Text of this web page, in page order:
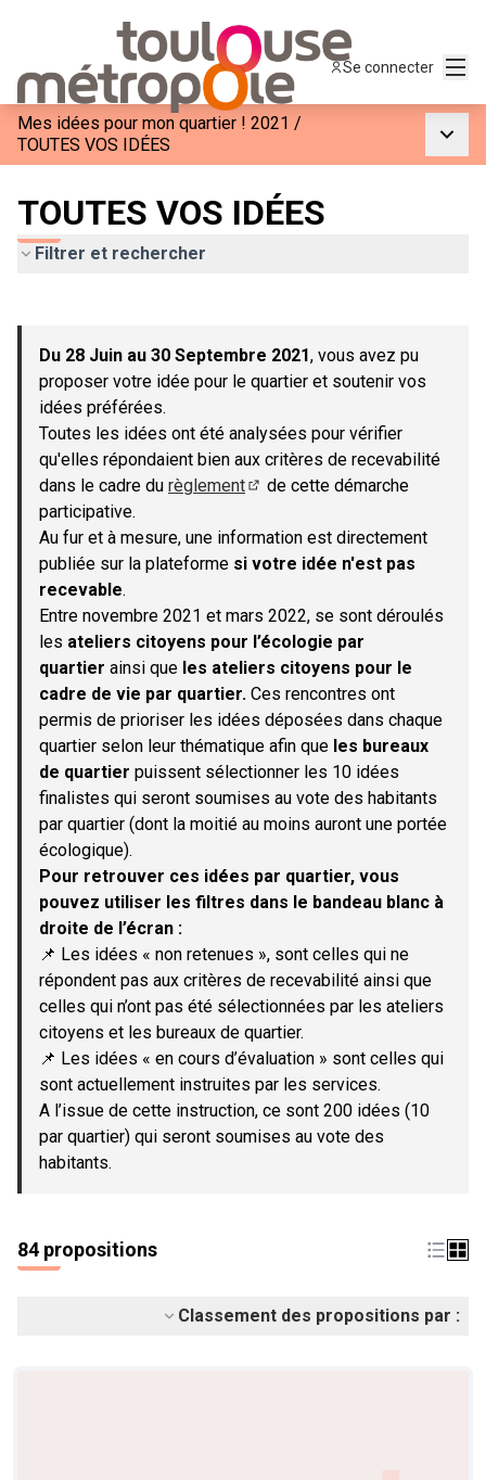
Se connecter
Mes idées pour mon quartier ! 2021 /
TOUTES VOS IDÉES
TOUTES VOS IDÉES
Filtrer et rechercher
−
Du 28 Juin au 30 Septembre 2021, vous avez pu
proposer votre idée pour le quartier et soutenir vos
idées préférées.
Toutes les idées ont été analysées pour vérifier
qu'elles répondaient bien aux critères de recevabilité
dans le cadre du règlement
de cette démarche
participative.
Au fur et à mesure, une information est directement
publiée sur la plateforme si votre idée n'est pas
recevable.
Entre novembre 2021 et mars 2022, se sont déroulés
les ateliers citoyens pour l’écologie par
quartier ainsi que les ateliers citoyens pour le
cadre de vie par quartier. Ces rencontres ont
permis de prioriser les idées déposées dans chaque
quartier selon leur thématique afin que les bureaux
de quartier puissent sélectionner les 10 idées
finalistes qui seront soumises au vote des habitants
par quartier (dont la moitié au moins auront une portée
écologique).
Pour retrouver ces idées par quartier, vous
pouvez utiliser les filtres dans le bandeau blanc à
droite de l’écran :
📌 Les idées « non retenues », sont celles qui ne
répondent pas aux critères de recevabilité ainsi que
celles qui n’ont pas été sélectionnées par les ateliers
citoyens et les bureaux de quartier.
📌 Les idées « en cours d’évaluation » sont celles qui
sont actuellement instruites par les services.
A l’issue de cette instruction, ce sont 200 idées (10
par quartier) qui seront soumises au vote des
habitants.
84 propositions
Classement des propositions par :